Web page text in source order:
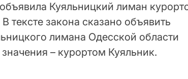
Куяльницкий лиман
тексте закона сказано объявить
лимана Одесской области
– курортом Куяльник.